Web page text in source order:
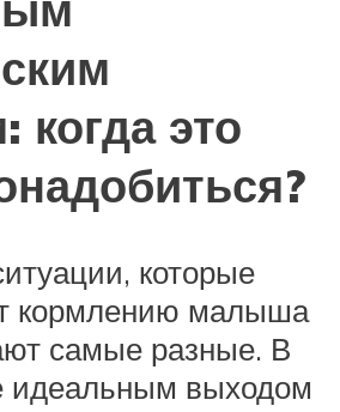
когда это
которые
кормлению малыша
самые разные. В
идеальным выходом